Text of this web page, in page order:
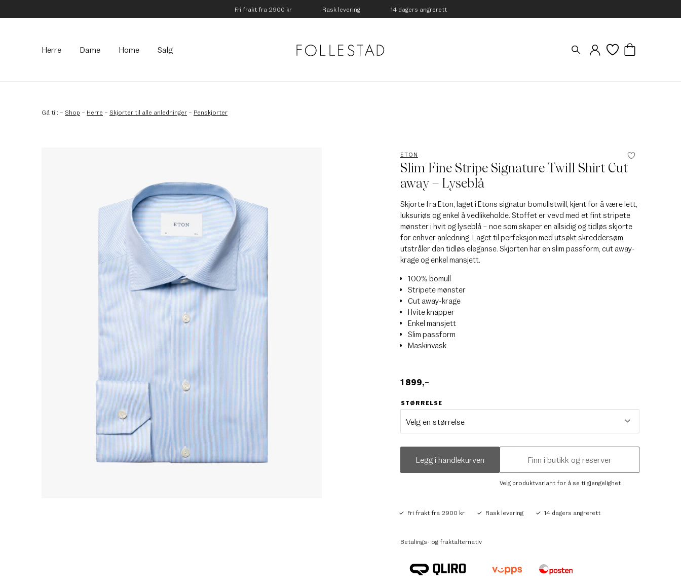
Fri frakt fra 2900 kr Rask levering 14 dagers angrerett
Hovedmeny
Herre Dame Home Salg
Gå til: – Shop – Herre – Skjorter til alle anledninger – Penskjorter
ETON
Slim Fine Stripe Signature Twill Shirt Cut
away – Lyseblå
Skjorte fra Eton, laget i Etons signatur bomullstwill, kjent for å være lett,
luksuriøs og enkel å vedlikeholde. Stoffet er vevd med et fint stripete
mønster i hvit og lyseblå – noe som skaper en allsidig og tidløs skjorte
for enhver anledning. Laget til perfeksjon med utsøkt skreddersøm,
utstråler den tidløs eleganse. Skjorten har en slim passform, cut away-
krage og enkel mansjett.
100% bomull
Stripete mønster
Cut away-krage
Hvite knapper
Enkel mansjett
Slim passform
Maskinvask
1 899,–
STØRRELSE
Legg i handlekurven Finn i butikk og reserver
Velg produktvariant for å se tilgjengelighet
Fri frakt fra 2900 kr Rask levering 14 dagers angrerett
Betalings- og fraktalternativ